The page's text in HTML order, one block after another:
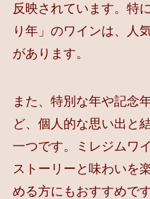
反映されています。特
り年」のワインは、人
があります。
また、特別な年や記念
ど、個人的な思い出と
一つです。ミレジムワ
ストーリーと味わいを
める方にもおすすめです